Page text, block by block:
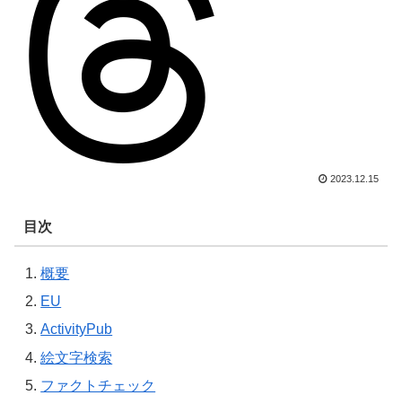
2023.12.15
目次
概要
EU
ActivityPub
絵文字検索
ファクトチェック